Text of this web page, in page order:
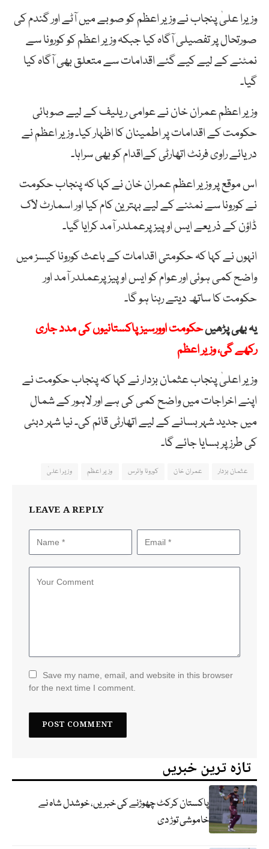
وزیرا علیٰ پنجاب نے وزیر اعظم کو صوبے میں آٹے اور گندم کی
صورتحال پر تفصیلی آگاہ کیا جبکہ وزیر اعظم کو کورونا سے
نمٹنے کے لیے کیے گئے اقدامات سے متعلق بھی آگاہ کیا
گیا۔
وزیر اعظم عمران خان نے عوامی ریلیف کے لیے صوبائی
حکومت کے اقدامات پر اطمینان کا اظہار کیا۔ وزیر اعظم نے
دریائے راوی فرنٹ اتھارٹی کےاقدام کو بھی سراہا۔
اس موقع پر وزیر اعظم عمران خان نے کہا کہ پنجاب حکومت
نے کورونا سے نمٹنے کے لیے بہترین کام کیا اور اسمارٹ لاک
ڈاؤن کے ذریعے ایس او پیز پرعملدر آمد کرایا گیا۔
انہوں نے کہا کہ حکومتی اقدامات کے باعث کورونا کیسز میں
واضح کمی ہوئی اور عوام کو ایس او پیز پرعملدر آمد اور
حکومت کا ساتھ دیتے رہنا ہو گا۔
یہ بھی پڑھیںحکومت اوورسیز پاکستانیوں کی مدد جاری
رکھے گی، وزیر اعظم
وزیر اعلیٰ پنجاب عثمان بزدار نے کہا کہ پنجاب حکومت نے
اپنے اخراجات میں واضح کمی کی ہے اور لاہور کے شمال
میں جدید شہر بسانے کے لیے اتھارٹی قائم کی۔ نیا شہر دبئی
کی طرز پر بسایا جائے گا۔
عثمان بزدار عمران خان کورونا وائرس وزیر اعظم وزیر اعلیٰ
LEAVE A REPLY
Save my name, email, and website in this browser
for the next time I comment.
تازہ ترین خبریں
پاکستان کرکٹ چھوڑنے کی خبریں، خوشدل شاہ نے
خاموشی توڑ دی